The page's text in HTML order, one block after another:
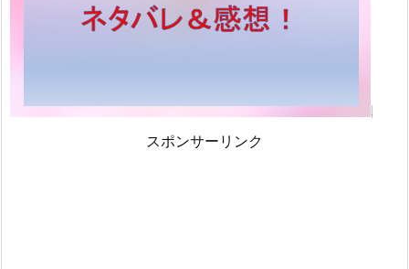
スポンサーリンク